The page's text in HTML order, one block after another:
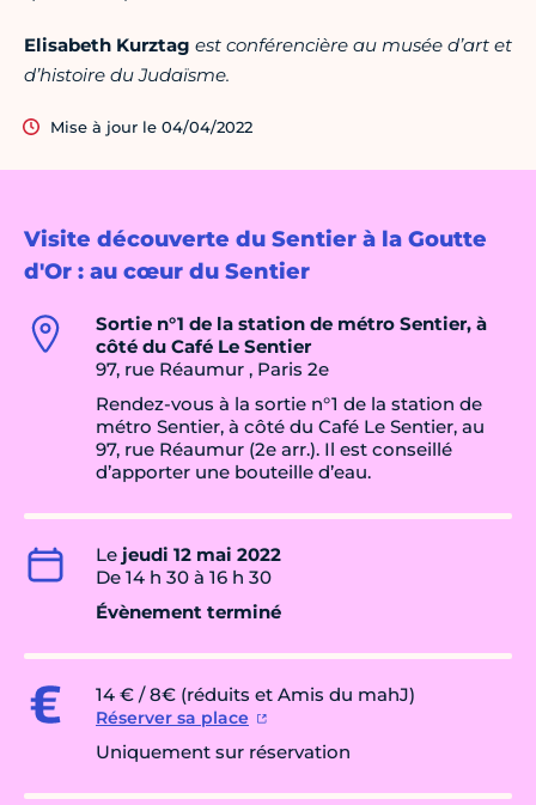
Visite découverte du Sentier à la Goutte
d'Or : au cœur du Sentier
Sortie n°1 de la station de métro Sentier, à
côté du Café Le Sentier
97, rue Réaumur , Paris 2e
Rendez-vous à la sortie n°1 de la station de
métro Sentier, à côté du Café Le Sentier, au
97, rue Réaumur (2e arr.). Il est conseillé
d’apporter une bouteille d’eau.
Le jeudi 12 mai 2022
De 14 h 30 à 16 h 30
Évènement terminé
14 € / 8€ (réduits et Amis du mahJ)
Réserver sa place
Uniquement sur réservation
Elisabeth Kurztag est conférencière au musée d’art et
d’histoire du Judaïsme.
Mise à jour le 04/04/2022